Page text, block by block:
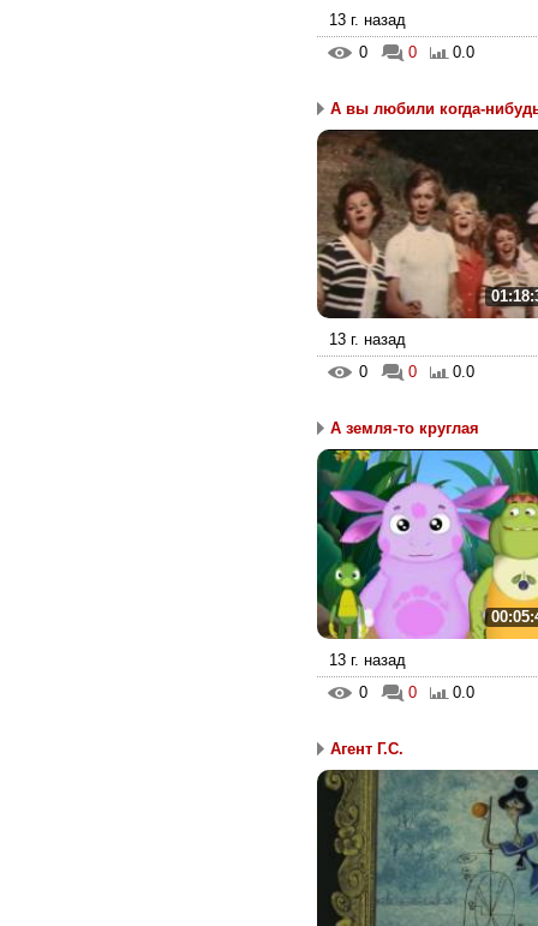
13 г. назад
0
0 0.0
А вы любили когда-
13 г. назад
0
0 0.0
А земля-то круглая
13 г. назад
0
0 0.0
Агент Г.С.